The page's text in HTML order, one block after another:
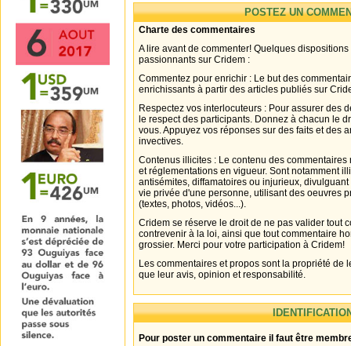
POSTEZ UN
Charte des commentaires
A lire avant de commenter! Quelques
passionnants sur Cridem :
Commentez pour enrichir : Le but des
enrichissants à partir des articles publiés sur
Respectez vos interlocuteurs : Pour assurer des
le respect des participants. Donnez à chacun le
vous. Appuyez vos réponses sur des faits et des
invectives.
Contenus illicites : Le contenu des
et réglementations en vigueur. Sont notamment
antisémites, diffamatoires ou injurieux,
vie privée d'une personne, utilisant des oeuvres
(textes, photos, vidéos...).
Cridem se réserve le droit de ne pas valider tout
contrevenir à la loi, ainsi que tout commentaire
grossier. Merci pour votre participation à Cridem!
Les commentaires et propos sont la propriété de
que leur avis, opinion et responsabilité.
Pour poster un commentaire il faut être